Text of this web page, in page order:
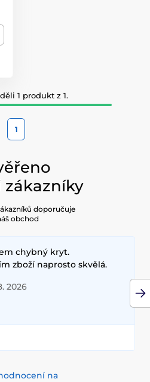
1 produkt z 1.
1
zákazníky
doporučuje
obchod
chybný kryt.
zboží naprosto skvělá.
2026
na